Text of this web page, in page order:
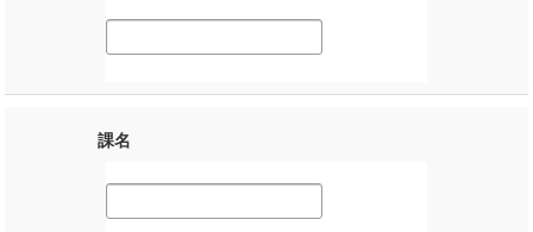
課名